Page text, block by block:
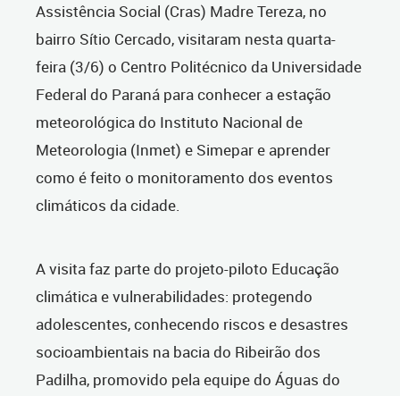
Assistência Social (Cras) Madre Tereza, no
bairro Sítio Cercado, visitaram nesta quarta-
feira (3/6) o Centro Politécnico da Universidade
Federal do Paraná para conhecer a estação
meteorológica do Instituto Nacional de
Meteorologia (Inmet) e Simepar e aprender
como é feito o monitoramento dos eventos
climáticos da cidade.
A visita faz parte do projeto-piloto Educação
climática e vulnerabilidades: protegendo
adolescentes, conhecendo riscos e desastres
socioambientais na bacia do Ribeirão dos
Padilha, promovido pela equipe do Águas do